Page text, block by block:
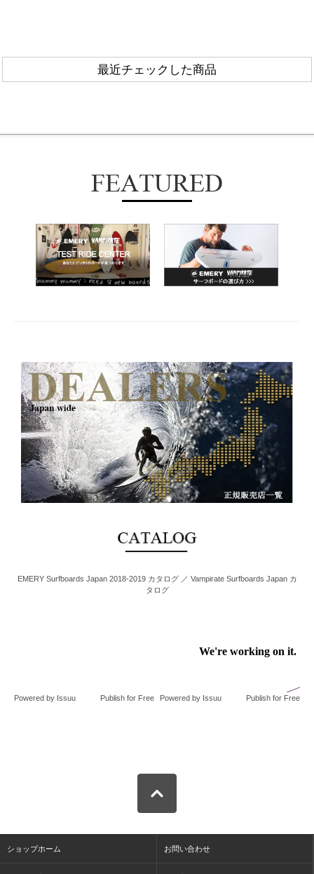
最近チェックした商品
EMERY Surfboards Japan 2018-2019 カタログ ／ Vampirate Surfboards Japan カ
タログ
Powered by Issuu Publish for Free Powered by Issuu Publish for Free
ショップホーム お問い合わせ